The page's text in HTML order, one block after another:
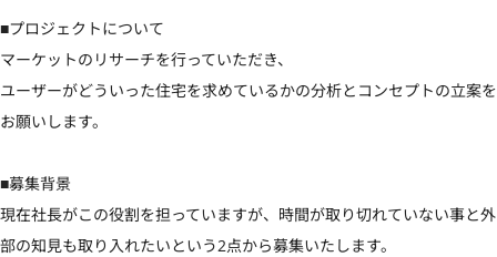
■プロジェクトについて
マーケットのリサーチを行っていただき、
ユーザーがどういった住宅を求めているかの分析とコンセプトの立案を
お願いします。
■募集背景
現在社長がこの役割を担っていますが、時間が取り切れていない事と外
部の知見も取り入れたいという2点から募集いたします。